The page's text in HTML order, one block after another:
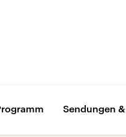
Sendungen